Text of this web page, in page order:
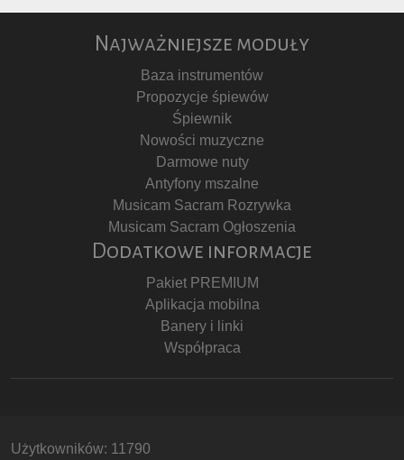
Najważniejsze moduły
Baza instrumentów
Propozycje śpiewów
Śpiewnik
Nowości muzyczne
Darmowe nuty
Antyfony mszalne
Musicam Sacram Rozrywka
Musicam Sacram Ogłoszenia
Dodatkowe informacje
Pakiet PREMIUM
Aplikacja mobilna
Banery i linki
Współpraca
Użytkowników: 11790